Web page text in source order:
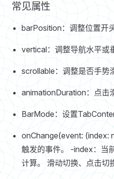
常见属性
barPosition：调整位置开
vertical：调整导航水平或
scrollable：调整是否手势
animationDuration：点击
BarMode：设置
onChange(event: (index:
触发的事件。 -index：当
计算。 滑动切换、点击切